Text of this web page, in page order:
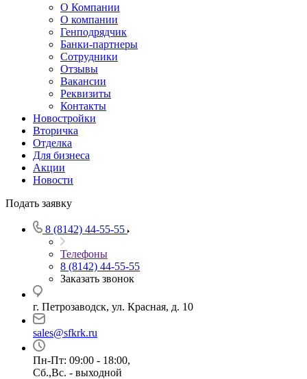
О Компании
О компании
Генподрядчик
Банки-партнеры
Сотрудники
Отзывы
Вакансии
Реквизиты
Контакты
Новостройки
Вторичка
Отделка
Для бизнеса
Акции
Новости
Подать заявку
8 (8142) 44-55-55
Телефоны
8 (8142) 44-55-55
Заказать звонок
г. Петрозаводск, ул. Красная, д. 10
sales@sfkrk.ru
Пн-Пт: 09:00 - 18:00,
Сб.,Вс. - выходной